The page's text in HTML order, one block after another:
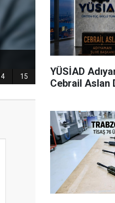
YÜSİAD
Cebrail Aslan